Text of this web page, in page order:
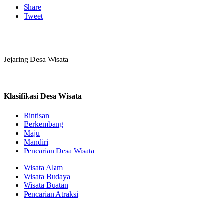
Share
Tweet
Jejaring Desa Wisata
Klasifikasi Desa Wisata
Rintisan
Berkembang
Maju
Mandiri
Pencarian Desa Wisata
Wisata Alam
Wisata Budaya
Wisata Buatan
Pencarian Atraksi